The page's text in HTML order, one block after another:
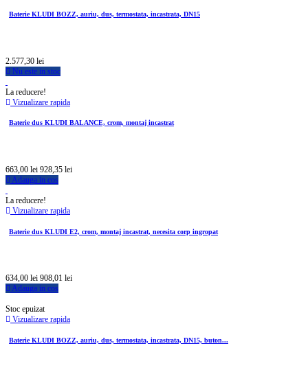
Baterie KLUDI BOZZ, auriu, dus, termostata, incastrata, DN15
2.577,30 lei
Nu este in stoc
La reducere!
Vizualizare rapida
Baterie dus KLUDI BALANCE, crom, montaj incastrat
663,00 lei 928,35 lei
Adauga in cos
La reducere!
Vizualizare rapida
Baterie dus KLUDI E2, crom, montaj incastrat, necesita corp ingropat
634,00 lei 908,01 lei
Adauga in cos
Stoc epuizat
Vizualizare rapida
Baterie KLUDI BOZZ, auriu, dus, termostata, incastrata, DN15, buton...